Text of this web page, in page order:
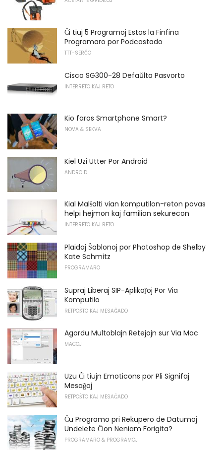
Ĉi tiuj 5 Programoj Estas la Finfina
Programaro por Podcastado
TTT-SERĈO
Cisco SG300-28 Defaŭlta Pasvorto
INTERRETO KAJ RETO
Kio faras Smartphone Smart?
NOVA & SEKVA
Kiel Uzi Utter Por Android
ANDROID
Kial Malŝalti vian komputilon-reton povas
helpi hejmon kaj familian sekurecon
INTERRETO KAJ RETO
Plaidaj Ŝablonoj por Photoshop de Shelby
Kate Schmitz
PROGRAMARO
Supraj Liberaj SIP-Aplikaĵoj Por Via
Komputilo
RETPOŜTO KAJ MESAĜADO
Agordu Multoblajn Retejojn sur Via Mac
MACOJ
Uzu Ĉi tiujn Emoticons por Pli Signifaj
Mesaĝoj
RETPOŜTO KAJ MESAĜADO
Ĉu Programo pri Rekupero de Datumoj
Undelete Ĉion Neniam Forigita?
PROGRAMARO & PROGRAMOJ